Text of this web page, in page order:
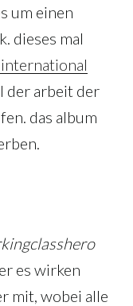
um einen
dieses mal
der arbeit der
das album
classhero
es wirken
mit, wobei alle